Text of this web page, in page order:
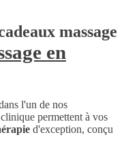
massage
en
l'un de nos
permettent à vos
d'exception, conçu